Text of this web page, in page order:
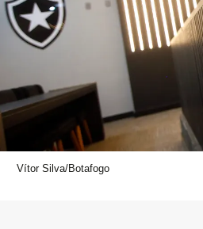
Vítor Silva/Botafogo